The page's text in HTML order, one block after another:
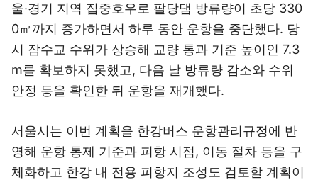
울·경기 지역 집중호우로 팔당댐 방류량이 초당 330
0㎥까지 증가하면서 하루 동안 운항을 중단했다. 당
시 잠수교 수위가 상승해 교량 통과 기준 높이인 7.3
m를 확보하지 못했고, 다음 날 방류량 감소와 수위
안정 등을 확인한 뒤 운항을 재개했다.
서울시는 이번 계획을 한강버스 운항관리규정에 반
영해 운항 통제 기준과 피항 시점, 이동 절차 등을 구
체화하고 한강 내 전용 피항지 조성도 검토할 계획이